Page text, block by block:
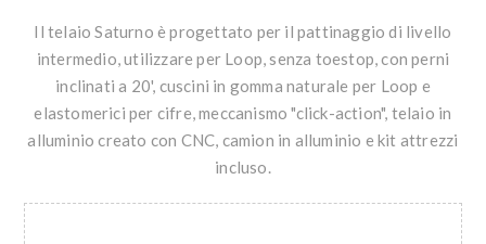
Il telaio Saturno è progettato per il pattinaggio di livello
intermedio, utilizzare per Loop, senza toestop, con perni
inclinati a 20', cuscini in gomma naturale per Loop e
elastomerici per cifre, meccanismo "click-action", telaio in
alluminio creato con CNC, camion in alluminio e kit attrezzi
incluso.